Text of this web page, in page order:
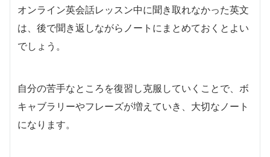
オンライン英会話レッスン中に聞き取れなかった英文
は、後で聞き返しながらノートにまとめておくとよい
でしょう。
自分の苦手なところを復習し克服していくことで、ボ
キャブラリーやフレーズが増えていき、大切なノート
になります。